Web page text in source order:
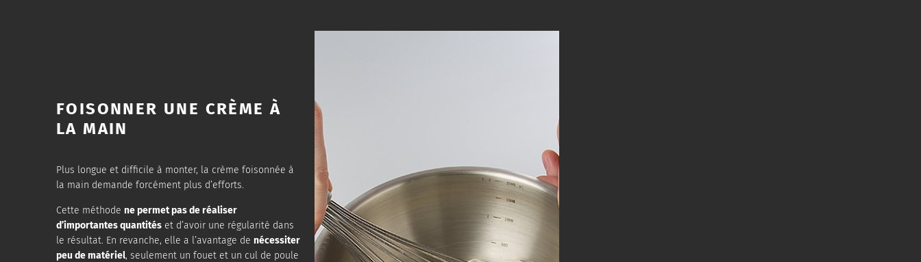
FOISONNER UNE CRÈME À
LA MAIN
Plus longue et difficile à monter, la crème foisonnée à
la main demande forcément plus d’efforts.
Cette méthode ne permet pas de réaliser
d’importantes quantités et d’avoir une régularité dans
le résultat. En revanche, elle a l’avantage de nécessiter
peu de matériel, seulement un fouet et un cul de poule